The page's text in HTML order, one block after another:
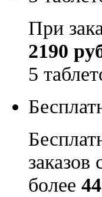
При
2190
5
более